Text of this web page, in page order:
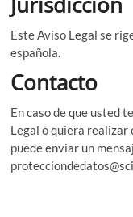
Este Aviso Legal se
española.
Contacto
En caso de que usted
Legal o quiera
puede enviar un